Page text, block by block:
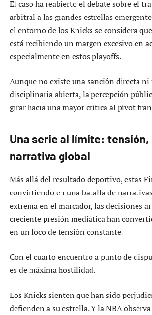
El caso ha reabierto el debate sobre el
arbitral a las grandes estrellas
el entorno de los Knicks se considera
está recibiendo un margen excesivo en
especialmente en estos playoffs.
Aunque no existe una sanción directa ni
disciplinaria abierta, la percepción
girar hacia una mayor crítica al pívot
Una serie al límite:
narrativa global
Más allá del resultado deportivo, estas
convirtiendo en una batalla de
extrema en el marcador, las decisiones
creciente presión mediática han
en un foco de tensión constante.
Con el cuarto encuentro a punto de
es de máxima hostilidad.
Los Knicks sienten que han sido
defienden a su estrella. Y la NBA